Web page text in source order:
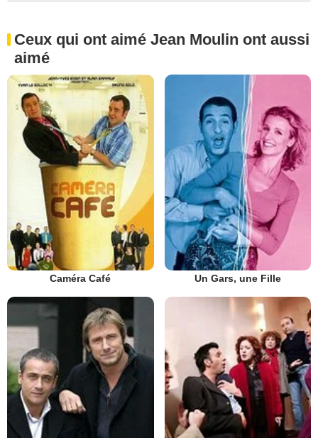
Ceux qui ont aimé Jean Moulin ont aussi
aimé
Caméra Café Un Gars, une Fille